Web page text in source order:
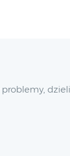
problemy,